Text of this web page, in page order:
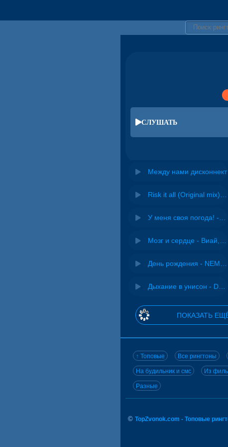
СЛУШАТЬ
Между нами дисконнект
ПОКАЗАТЬ
↑ Топовые Все рингтоны
На будильник и смс Из
Разные
© TopZvonok.com - Топовые